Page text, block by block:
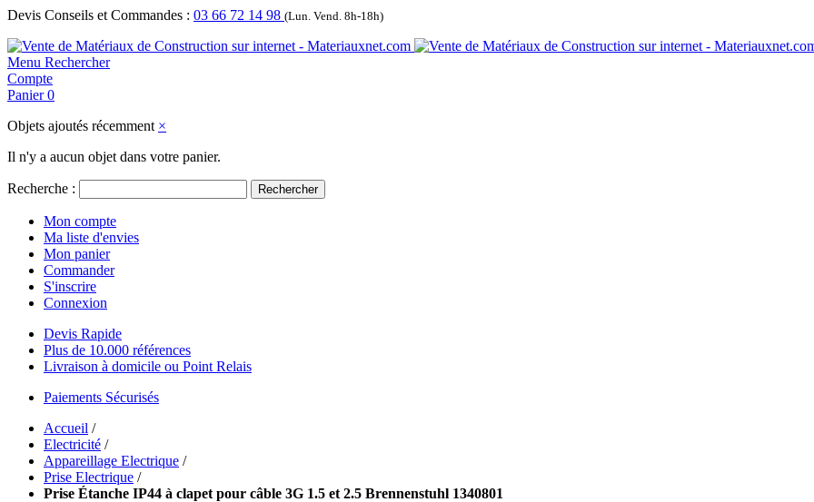
Devis Conseils et Commandes : 03 66 72 14 98 (Lun. Vend. 8h-18h)
Menu Rechercher
Compte
Panier 0
Objets ajoutés récemment ×
Il n'y a aucun objet dans votre panier.
Recherche : Rechercher
Mon compte
Ma liste d'envies
Mon panier
Commander
S'inscrire
Connexion
Devis Rapide
Plus de 10.000 références
Livraison à domicile ou Point Relais
Paiements Sécurisés
Accueil /
Electricité /
Appareillage Electrique /
Prise Electrique /
Prise Étanche IP44 à clapet pour câble 3G 1.5 et 2.5 Brennenstuhl 1340801